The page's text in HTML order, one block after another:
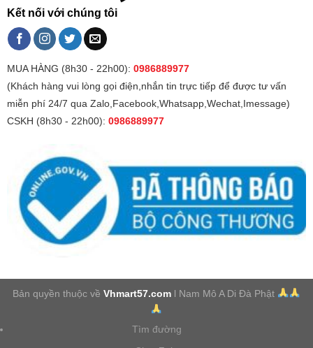
Kết nối với chúng tôi
MUA HÀNG (8h30 - 22h00): 0986889977
(Khách hàng vui lòng gọi điện,nhắn tin trực tiếp để được tư vấn
miễn phí 24/7 qua Zalo,Facebook,Whatsapp,Wechat,Imessage)
CSKH (8h30 - 22h00): 0986889977
Bản quyền thuộc vềVhmart57.com l Nam Mô A Di Đà Phật
Tìm đường